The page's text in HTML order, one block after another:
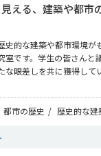
える、建築や都市
史的な建築や都市環境が
室です。学生の皆さんと
な眼差しを共に獲得して
都市の歴史 歴史的な